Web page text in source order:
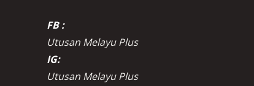
FB :
Utusan Melayu Plus
IG:
Utusan Melayu Plus